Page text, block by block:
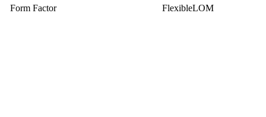
FlexibleLOM
Form Factor